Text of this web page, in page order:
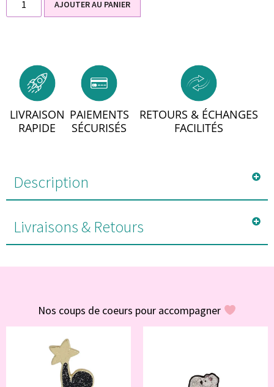
AJOUTER AU PANIER
LIVRAISON
RAPIDE
PAIEMENTS
SÉCURISÉS
RETOURS & ÉCHANGES
FACILITÉS
Description
Livraisons & Retours
Nos coups de coeurs pour accompagner